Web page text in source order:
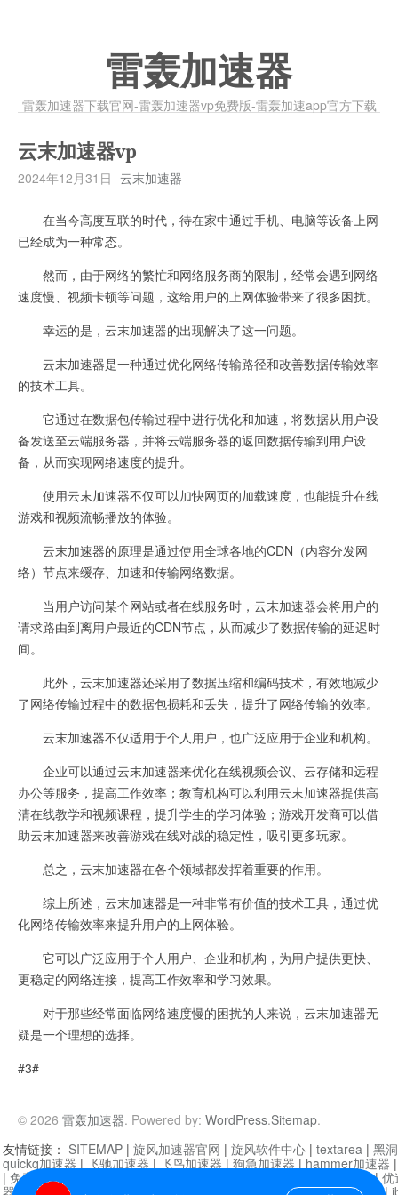
雷轰加速器
雷轰加速器下载官网-雷轰加速器vp免费版-雷轰加速app官方下载
云末加速器vp
2024年12月31日 云末加速器
在当今高度互联的时代，待在家中通过手机、电脑等设备上网
已经成为一种常态。
然而，由于网络的繁忙和网络服务商的限制，经常会遇到网络
速度慢、视频卡顿等问题，这给用户的上网体验带来了很多困扰。
幸运的是，云末加速器的出现解决了这一问题。
云末加速器是一种通过优化网络传输路径和改善数据传输效率
的技术工具。
它通过在数据包传输过程中进行优化和加速，将数据从用户设
备发送至云端服务器，并将云端服务器的返回数据传输到用户设
备，从而实现网络速度的提升。
使用云末加速器不仅可以加快网页的加载速度，也能提升在线
游戏和视频流畅播放的体验。
云末加速器的原理是通过使用全球各地的CDN（内容分发网
络）节点来缓存、加速和传输网络数据。
当用户访问某个网站或者在线服务时，云末加速器会将用户的
请求路由到离用户最近的CDN节点，从而减少了数据传输的延迟时
间。
此外，云末加速器还采用了数据压缩和编码技术，有效地减少
了网络传输过程中的数据包损耗和丢失，提升了网络传输的效率。
云末加速器不仅适用于个人用户，也广泛应用于企业和机构。
企业可以通过云末加速器来优化在线视频会议、云存储和远程
办公等服务，提高工作效率；教育机构可以利用云末加速器提供高
清在线教学和视频课程，提升学生的学习体验；游戏开发商可以借
助云末加速器来改善游戏在线对战的稳定性，吸引更多玩家。
总之，云末加速器在各个领域都发挥着重要的作用。
综上所述，云末加速器是一种非常有价值的技术工具，通过优
化网络传输效率来提升用户的上网体验。
它可以广泛应用于个人用户、企业和机构，为用户提供更快、
更稳定的网络连接，提高工作效率和学习效果。
对于那些经常面临网络速度慢的困扰的人来说，云末加速器无
疑是一个理想的选择。
#3#
© 2026 雷轰加速器. Powered by: WordPress.Sitemap.
友情链接： SITEMAP | 旋风加速器官网 | 旋风软件中心 | textarea | 黑
quickq加速器 | 飞驰加速器 | 飞鸟加速器 | 狗急加速器 | hammer加速器
| 免费vqn加速外网 迷雾通|优